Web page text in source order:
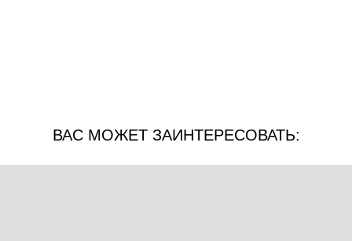
ВАС МОЖЕТ ЗАИНТЕРЕСОВАТЬ: